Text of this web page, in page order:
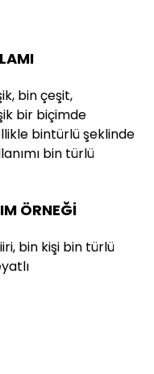
bin çeşit,
bir biçimde
bintürlü şeklinde
bin türlü
ÖRNEĞİ
bin kişi bin türlü